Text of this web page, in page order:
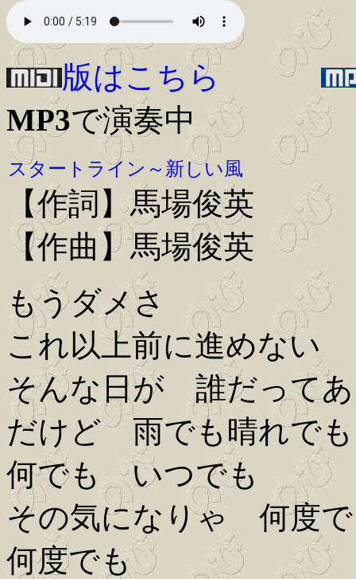
版はこちら
MP3で演奏中
スタートライン～新しい風
【作詞】馬場俊英
【作曲】馬場俊英
もうダメさ
これ以上前に進めない
そんな日が 誰だって
だけど 雨でも晴れでも
何でも いつでも
その気になりゃ 何度
何度でも